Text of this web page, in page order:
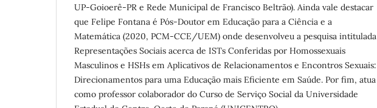
UP-Goioerê-PR e Rede Municipal de Francisco Beltrão). Ainda vale destacar
que Felipe Fontana é Pós-Doutor em Educação para a Ciência e a
Matemática (2020, PCM-CCE/UEM) onde desenvolveu a pesquisa intitulada
Representações Sociais acerca de ISTs Conferidas por Homossexuais
Masculinos e HSHs em Aplicativos de Relacionamentos e Encontros Sexuais:
Direcionamentos para uma Educação mais Eficiente em Saúde. Por fim, atua
como professor colaborador do Curso de Serviço Social da Universidade